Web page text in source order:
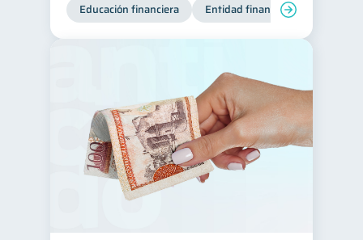
Educación financiera Entidad financiera